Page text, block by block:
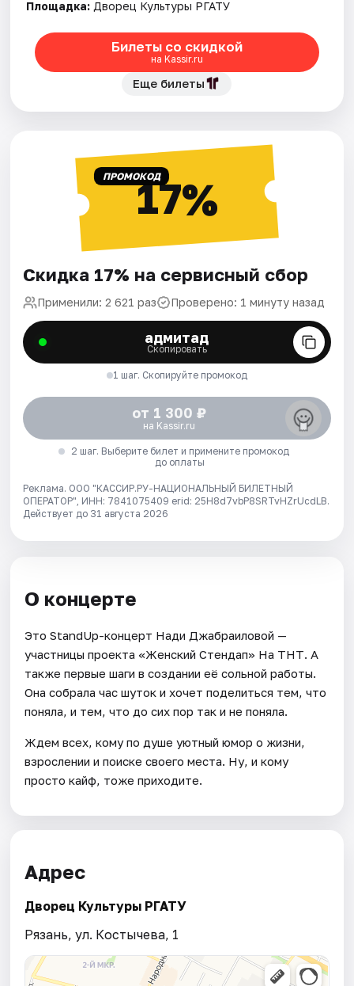
Площадка: Дворец Культуры РГАТУ
Билеты со скидкой
на Kassir.ru
Еще билеты
ПРОМОКОД17%
Скидка 17% на сервисный сбор
Применили: 2 621 раз Проверено: 1 минуту назад
адмитад
Скопировать
1 шаг. Скопируйте промокод
от 1 300 ₽
на Kassir.ru
2 шаг. Выберите билет и примените промокод
до оплаты
Реклама. ООО "КАССИР.РУ-НАЦИОНАЛЬНЫЙ БИЛЕТНЫЙ
ОПЕРАТОР", ИНН: 7841075409 erid: 25H8d7vbP8SRTvHZrUcdLB.
Действует до 31 августа 2026
О концерте
Это StandUp-концерт Нади Джабраиловой —
участницы проекта «Женский Стендап» На ТНТ. А
также первые шаги в создании её сольной работы.
Она собрала час шуток и хочет поделиться тем, что
поняла, и тем, что до сих пор так и не поняла.
Ждем всех, кому по душе уютный юмор о жизни,
взрослении и поиске своего места. Ну, и кому
просто кайф, тоже приходите.
Адрес
Дворец Культуры РГАТУ
Рязань, ул. Костычева, 1